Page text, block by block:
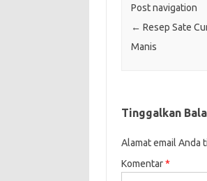
Post navigation
← Resep Sate
Manis
Tinggalkan
Alamat email Anda
Komentar*